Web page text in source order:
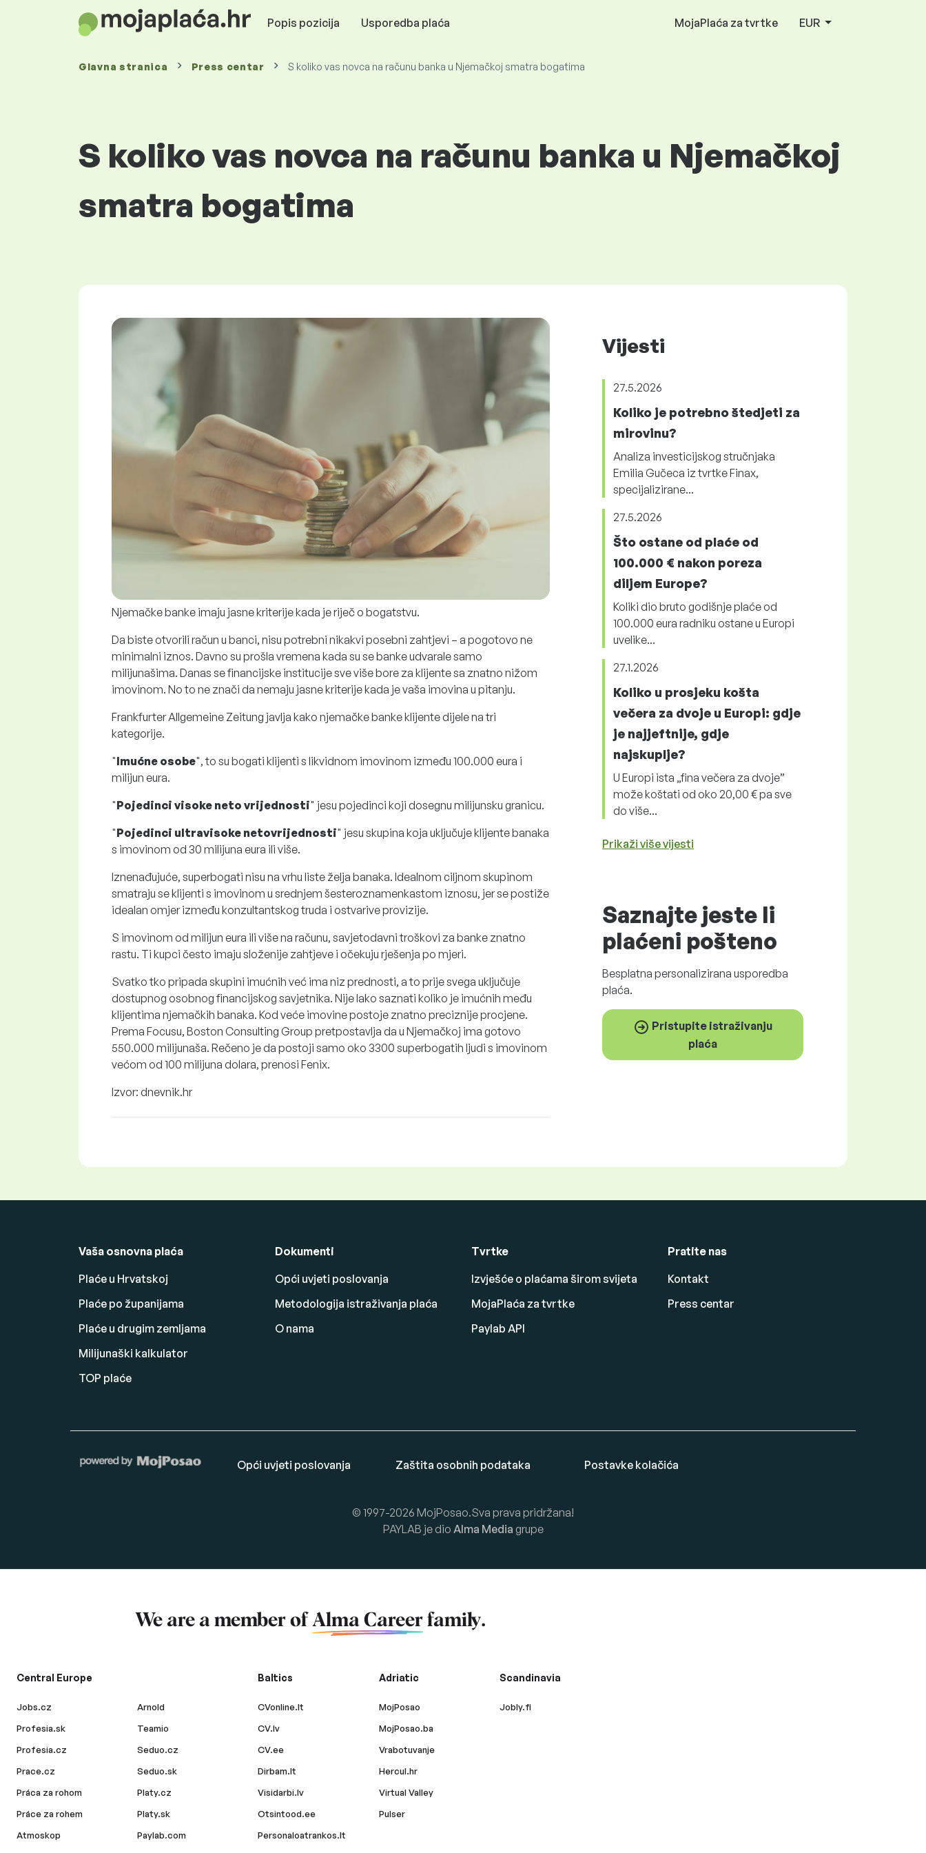
Popis pozicija Usporedba plaća MojaPlaća za tvrtke EUR
Glavna stranica Press centar S koliko vas novca na računu banka u Njemačkoj smatra bogatima
S koliko vas novca na računu banka u Njemačkoj
smatra bogatima
Njemačke banke imaju jasne kriterije kada je riječ o bogatstvu.
Da biste otvorili račun u banci, nisu potrebni nikakvi posebni zahtjevi – a pogotovo ne
minimalni iznos. Davno su prošla vremena kada su se banke udvarale samo
milijunašima. Danas se financijske institucije sve više bore za klijente sa znatno nižom
imovinom. No to ne znači da nemaju jasne kriterije kada je vaša imovina u pitanju.
Frankfurter Allgemeine Zeitung javlja kako njemačke banke klijente dijele na tri
kategorije.
"Imućne osobe", to su bogati klijenti s likvidnom imovinom između 100.000 eura i
milijun eura.
"Pojedinci visoke neto vrijednosti" jesu pojedinci koji dosegnu milijunsku granicu.
"Pojedinci ultravisoke netovrijednosti" jesu skupina koja uključuje klijente banaka
s imovinom od 30 milijuna eura ili više.
Iznenađujuće, superbogati nisu na vrhu liste želja banaka. Idealnom ciljnom skupinom
smatraju se klijenti s imovinom u srednjem šesteroznamenkastom iznosu, jer se postiže
idealan omjer između konzultantskog truda i ostvarive provizije.
S imovinom od milijun eura ili više na računu, savjetodavni troškovi za banke znatno
rastu. Ti kupci često imaju složenije zahtjeve i očekuju rješenja po mjeri.
Svatko tko pripada skupini imućnih već ima niz prednosti, a to prije svega uključuje
dostupnog osobnog financijskog savjetnika. Nije lako saznati koliko je imućnih među
klijentima njemačkih banaka. Kod veće imovine postoje znatno preciznije procjene.
Prema Focusu, Boston Consulting Group pretpostavlja da u Njemačkoj ima gotovo
550.000 milijunaša. Rečeno je da postoji samo oko 3300 superbogatih ljudi s imovinom
većom od 100 milijuna dolara, prenosi Fenix.
Izvor: dnevnik.hr
Vijesti
27.5.2026
Koliko je potrebno štedjeti za
mirovinu?
Analiza investicijskog stručnjaka
Emilia Gučeca iz tvrtke Finax,
specijalizirane...
27.5.2026
Što ostane od plaće od
100.000 € nakon poreza
diljem Europe?
Koliki dio bruto godišnje plaće od
100.000 eura radniku ostane u Europi
uvelike...
27.1.2026
Koliko u prosjeku košta
večera za dvoje u Europi: gdje
je najjeftnije, gdje
najskuplje?
U Europi ista „fina večera za dvoje”
može koštati od oko 20,00 € pa sve
do više...
Prikaži više vijesti
Saznajte jeste li
plaćeni pošteno
Besplatna personalizirana usporedba
plaća.
Pristupite istraživanju
plaća
Vaša osnovna plaća
Plaće u Hrvatskoj
Plaće po županijama
Plaće u drugim zemljama
Milijunaški kalkulator
TOP plaće
Dokumenti
Opći uvjeti poslovanja
Metodologija istraživanja plaća
O nama
Tvrtke
Izvješće o plaćama širom svijeta
MojaPlaća za tvrtke
Paylab API
Pratite nas
Kontakt
Press centar
Opći uvjeti poslovanja Zaštita osobnih podataka Postavke kolačića
© 1997-2026 MojPosao.Sva prava pridržana!
PAYLAB je dio Alma Media grupe
We are a member of Alma Careerfamily.
Central Europe
Jobs.cz
Profesia.sk
Profesia.cz
Prace.cz
Práca za rohom
Práce za rohem
Atmoskop
Arnold
Teamio
Seduo.cz
Seduo.sk
Platy.cz
Platy.sk
Paylab.com
Baltics
CVonline.lt
CV.lv
CV.ee
Dirbam.lt
Visidarbi.lv
Otsintood.ee
Personaloatrankos.lt
Adriatic
MojPosao
MojPosao.ba
Vrabotuvanje
Hercul.hr
Virtual Valley
Pulser
Scandinavia
Jobly.fi